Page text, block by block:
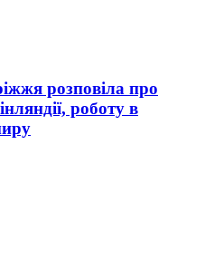
розповіла про
роботу в